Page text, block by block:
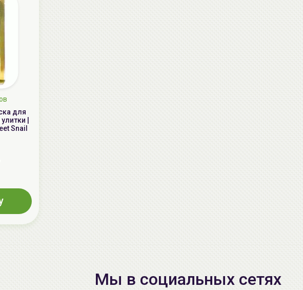
для
|
Snail
Мы в социальных сетях